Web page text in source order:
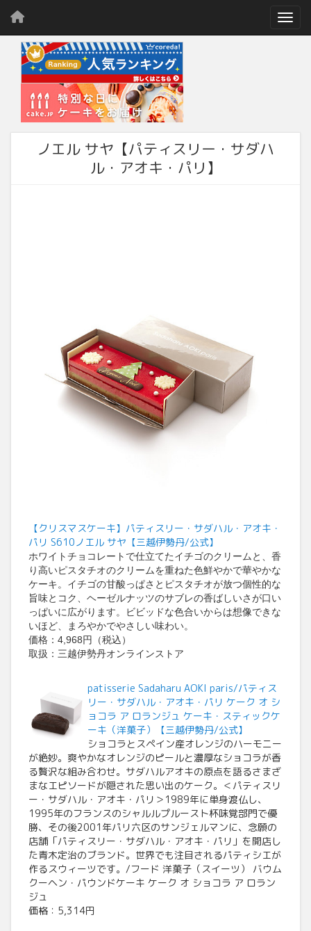
ノエル サヤ【パティスリー・サダハ
ル・アオキ・パリ】
【クリスマスケーキ】パティスリー・サダハル・アオキ・
パリ S610ノエル サヤ【三越伊勢丹/公式】
ホワイトチョコレートで仕立てたイチゴのクリームと、香
り高いピスタチオのクリームを重ねた色鮮やかで華やかな
ケーキ。イチゴの甘酸っぱさとピスタチオが放つ個性的な
旨味とコク、ヘーゼルナッツのサブレの香ばしいさが口い
っぱいに広がります。ビビッドな色合いからは想像できな
いほど、まろやかでやさしい味わい。
価格：4,968円（税込）
取扱：三越伊勢丹オンラインストア
patisserie Sadaharu AOKI paris/パティス
リー・サダハル・アオキ・パリ ケーク オ シ
ョコラ ア ロランジュ ケーキ・スティックケ
ーキ（洋菓子）【三越伊勢丹/公式】
ショコラとスペイン産オレンジのハーモニー
が絶妙。爽やかなオレンジのピールと濃厚なショコラが香
る贅沢な組み合わせ。サダハルアオキの原点を語るさまざ
まなエピソードが隠された思い出のケーク。＜パティスリ
ー・サダハル・アオキ・パリ＞1989年に単身渡仏し、
1995年のフランスのシャルルプルースト杯味覚部門で優
勝、その後2001年パリ六区のサンジェルマンに、念願の
店舗「パティスリー・サダハル・アオキ・パリ」を開店し
た青木定治のブランド。世界でも注目されるパティシエが
作るスウィーツです。/フード 洋菓子（スイーツ） バウム
クーヘン・パウンドケーキ ケーク オ ショコラ ア ロラン
ジュ
価格：5,314円